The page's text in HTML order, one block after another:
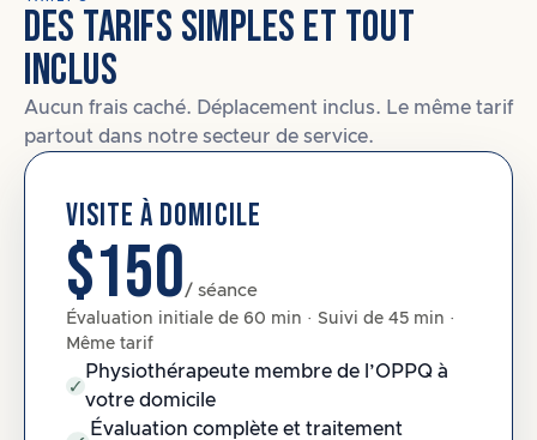
DES TARIFS SIMPLES ET TOUT
INCLUS
Aucun frais caché. Déplacement inclus. Le même tarif
partout dans notre secteur de service.
VISITE À DOMICILE
$150/ séance
Évaluation initiale de 60 min · Suivi de 45 min ·
Même tarif
Physiothérapeute membre de l’OPPQ à
votre domicile
Évaluation complète et traitement